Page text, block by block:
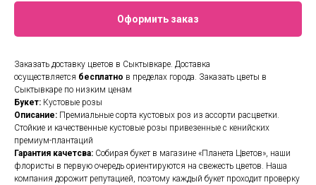
Оформить заказ
Заказать доставку цветов в Сыктывкаре. Доставка
осуществляется бесплатно в пределах города. Заказать цветы в
Сыктывкаре по низким ценам
Букет: Кустовые розы
Описание: Премиальные сорта кустовых роз из ассорти расцветки.
Стойкие и качественные кустовые розы привезенные с кенийских
премиум-плантаций
Гарантия качетсва: Собирая букет в магазине «Планета Цветов», наши
флористы в первую очередь ориентируются на свежесть цветов. Наша
компания дорожит репутацией, поэтому каждый букет проходит проверку